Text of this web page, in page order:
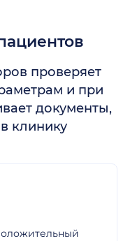
проверяет
и при
документы,
клинику